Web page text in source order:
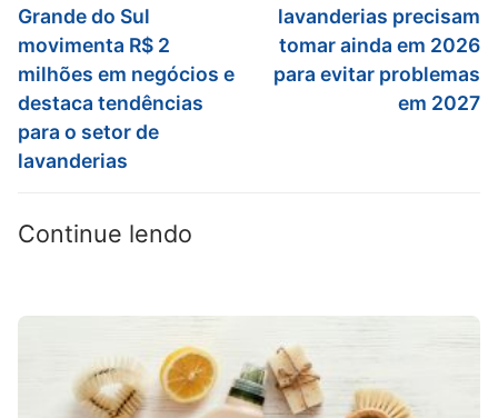
Grande do Sul
movimenta R$ 2
milhões em negócios e
destaca tendências
para o setor de
lavanderias
lavanderias precisam
tomar ainda em 2026
para evitar problemas
em 2027
Continue lendo